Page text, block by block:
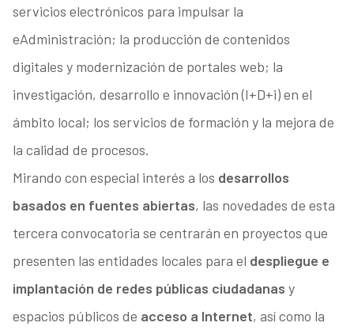
servicios electrónicos para impulsar la
eAdministración; la producción de contenidos
digitales y modernización de portales web; la
investigación, desarrollo e innovación (I+D+i) en el
ámbito local; los servicios de formación y la mejora de
la calidad de procesos.
Mirando con especial interés a los desarrollos
basados en fuentes abiertas, las novedades de esta
tercera convocatoria se centrarán en proyectos que
presenten las entidades locales para el despliegue e
implantación de redes públicas ciudadanas y
espacios públicos de acceso a Internet, así como la